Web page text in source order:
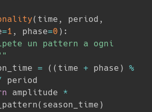
( time , period ,
=1 , phase=0 ) :
un pattern a ogni
= ( ( time + phase )
%
period
amplitude *
( season_time )